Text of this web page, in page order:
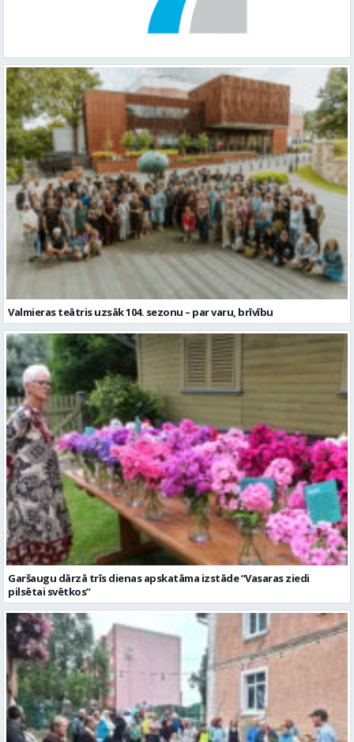
Valmieras teātris uzsāk 104. sezonu – par varu, brīvību
Garšaugu dārzā trīs dienas apskatāma izstāde “Vasaras ziedi
pilsētai svētkos”